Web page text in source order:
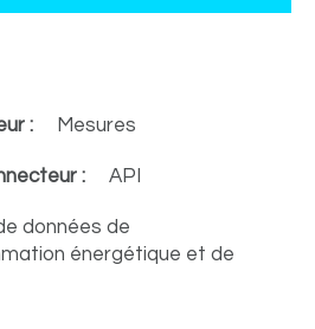
: Mesures
: API
données de
énergétique et de